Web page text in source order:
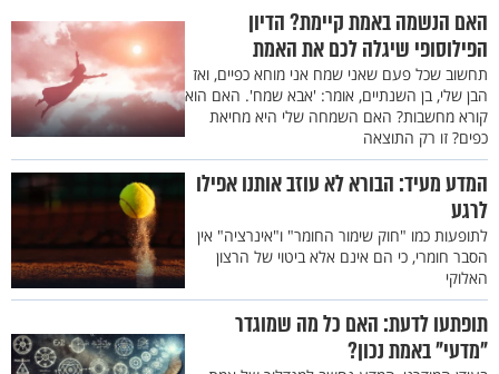
האם הנשמה באמת קיימת? הדיון
הפילוסופי שיגלה לכם את האמת
תחשוב שכל פעם שאני שמח אני מוחא כפיים, ואז
הבן שלי, בן השנתיים, אומר: 'אבא שמח'. האם הוא
קורא מחשבות? האם השמחה שלי היא מחיאת
כפים? זו רק התוצאה
המדע מעיד: הבורא לא עוזב אותנו אפילו
לרגע
לתופעות כמו "חוק שימור החומר" ו"אינרציה" אין
הסבר חומרי, כי הם אינם אלא ביטוי של הרצון
האלוקי
תופתעו לדעת: האם כל מה שמוגדר
"מדעי" באמת נכון?